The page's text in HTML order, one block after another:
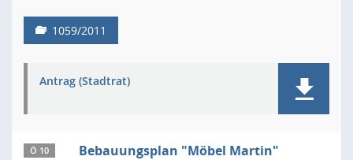
1059/2011
Antrag (Stadtrat)
Ö 10
Bebauungsplan "Möbel Martin"